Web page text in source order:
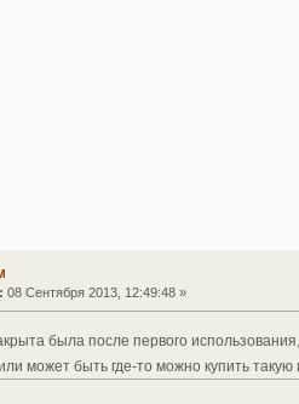
08 Сентября 2013, 12:49:48 »
была после первого
может быть где-то можно купить такую